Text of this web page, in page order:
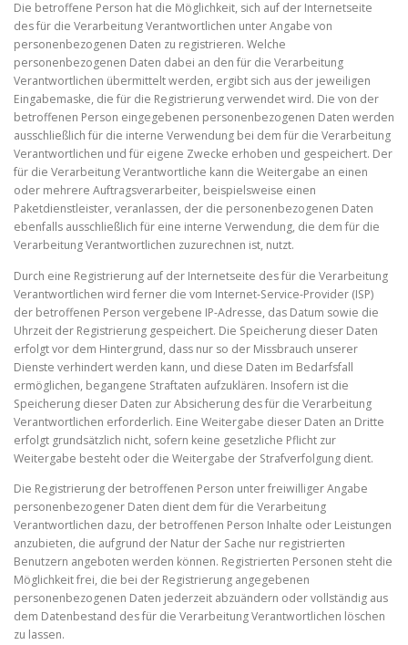
Die betroffene Person hat die Möglichkeit, sich auf der Internetseite
des für die Verarbeitung Verantwortlichen unter Angabe von
personenbezogenen Daten zu registrieren. Welche
personenbezogenen Daten dabei an den für die Verarbeitung
Verantwortlichen übermittelt werden, ergibt sich aus der jeweiligen
Eingabemaske, die für die Registrierung verwendet wird. Die von der
betroffenen Person eingegebenen personenbezogenen Daten werden
ausschließlich für die interne Verwendung bei dem für die Verarbeitung
Verantwortlichen und für eigene Zwecke erhoben und gespeichert. Der
für die Verarbeitung Verantwortliche kann die Weitergabe an einen
oder mehrere Auftragsverarbeiter, beispielsweise einen
Paketdienstleister, veranlassen, der die personenbezogenen Daten
ebenfalls ausschließlich für eine interne Verwendung, die dem für die
Verarbeitung Verantwortlichen zuzurechnen ist, nutzt.
Durch eine Registrierung auf der Internetseite des für die Verarbeitung
Verantwortlichen wird ferner die vom Internet-Service-Provider (ISP)
der betroffenen Person vergebene IP-Adresse, das Datum sowie die
Uhrzeit der Registrierung gespeichert. Die Speicherung dieser Daten
erfolgt vor dem Hintergrund, dass nur so der Missbrauch unserer
Dienste verhindert werden kann, und diese Daten im Bedarfsfall
ermöglichen, begangene Straftaten aufzuklären. Insofern ist die
Speicherung dieser Daten zur Absicherung des für die Verarbeitung
Verantwortlichen erforderlich. Eine Weitergabe dieser Daten an Dritte
erfolgt grundsätzlich nicht, sofern keine gesetzliche Pflicht zur
Weitergabe besteht oder die Weitergabe der Strafverfolgung dient.
Die Registrierung der betroffenen Person unter freiwilliger Angabe
personenbezogener Daten dient dem für die Verarbeitung
Verantwortlichen dazu, der betroffenen Person Inhalte oder Leistungen
anzubieten, die aufgrund der Natur der Sache nur registrierten
Benutzern angeboten werden können. Registrierten Personen steht die
Möglichkeit frei, die bei der Registrierung angegebenen
personenbezogenen Daten jederzeit abzuändern oder vollständig aus
dem Datenbestand des für die Verarbeitung Verantwortlichen löschen
zu lassen.